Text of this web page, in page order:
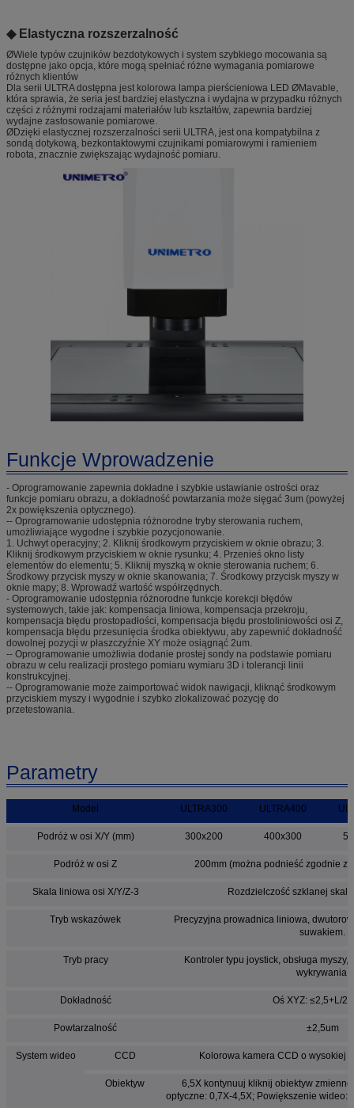
◆ Elastyczna rozszerzalność
ØWiele typów czujników bezdotykowych i system szybkiego mocowania są
dostępne jako opcja, które mogą spełniać różne wymagania pomiarowe
różnych klientów
Dla serii ULTRA dostępna jest kolorowa lampa pierścieniowa LED ØMavable,
która sprawia, że ​​seria jest bardziej elastyczna i wydajna w przypadku różnych
części z różnymi rodzajami materiałów lub kształtów, zapewnia bardziej
wydajne zastosowanie pomiarowe.
ØDzięki elastycznej rozszerzalności serii ULTRA, jest ona kompatybilna z
sondą dotykową, bezkontaktowymi czujnikami pomiarowymi i ramieniem
robota, znacznie zwiększając wydajność pomiaru.
Funkcje Wprowadzenie
- Oprogramowanie zapewnia dokładne i szybkie ustawianie ostrości oraz
funkcje pomiaru obrazu, a dokładność powtarzania może sięgać 3um (powyżej
2x powiększenia optycznego).
-- Oprogramowanie udostępnia różnorodne tryby sterowania ruchem,
umożliwiające wygodne i szybkie pozycjonowanie.
1. Uchwyt operacyjny; 2. Kliknij środkowym przyciskiem w oknie obrazu; 3.
Kliknij środkowym przyciskiem w oknie rysunku; 4. Przenieś okno listy
elementów do elementu; 5. Kliknij myszką w oknie sterowania ruchem; 6.
Środkowy przycisk myszy w oknie skanowania; 7. Środkowy przycisk myszy w
oknie mapy; 8. Wprowadź wartość współrzędnych.
- Oprogramowanie udostępnia różnorodne funkcje korekcji błędów
systemowych, takie jak: kompensacja liniowa, kompensacja przekroju,
kompensacja błędu prostopadłości, kompensacja błędu prostoliniowości osi Z,
kompensacja błędu przesunięcia środka obiektywu, aby zapewnić dokładność
dowolnej pozycji w płaszczyźnie XY może osiągnąć 2um.
-- Oprogramowanie umożliwia dodanie prostej sondy na podstawie pomiaru
obrazu w celu realizacji prostego pomiaru wymiaru 3D i tolerancji linii
konstrukcyjnej.
-- Oprogramowanie może zaimportować widok nawigacji, kliknąć środkowym
przyciskiem myszy i wygodnie i szybko zlokalizować pozycję do
przetestowania.
Parametry
Model ULTRA300 ULTRA400
Podróż w osi X/Y (mm) 300x200 400x300
Podróż w osi Z 200mm (można podnieść zgodnie z
Skala liniowa osi X/Y/Z-3 Rozdzielczość szklanej skali
Tryb wskazówek
Precyzyjna prowadnica liniowa,
suwakiem.
Tryb pracy
Kontroler typu joystick, obsługa
wykrywania.
Dokładność Oś XYZ: ≤2,5+L/
Powtarzalność ±2,5um
System wideo CCD Kolorowa kamera CCD o wysokiej
Obiektyw
6,5X kontynuuj kliknij obiektyw
optyczne: 0,7X-4,5X; Powiększenie wideo: